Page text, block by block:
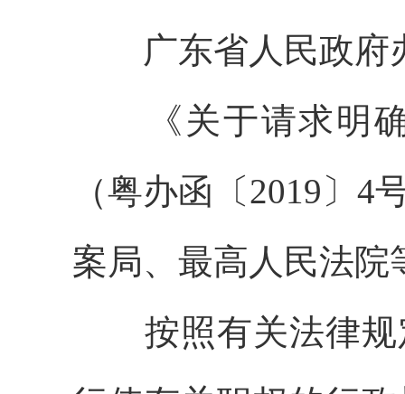
广东省人民政府
《关于请求明确
（粤办函〔2019〕
案局、最高人民法院
按照有关法律规